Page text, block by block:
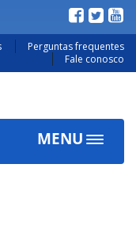
Perguntas frequentes
Fale conosco
MENU
Toggle